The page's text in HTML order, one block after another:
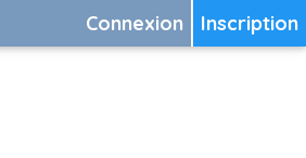
Inscription
Connexion